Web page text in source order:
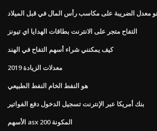
معدل الضريبة على مكاسب رأس المال في قبل الميلاد
التفاح متجر على الانترنت بطاقات الهدايا اي تيونز
كيف يمكنني شراء أسهم التفاح في الهند
معدلات الزيادة 2019
هو النفط الخام النفط الطبيعي
بنك أمريكا عبر الإنترنت تسجيل الدخول دفع الفواتير
الأسهم asx 200 المكونة